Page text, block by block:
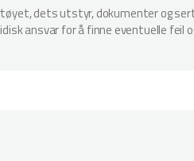
dets utstyr, dokumenter og
ansvar for å finne eventuelle